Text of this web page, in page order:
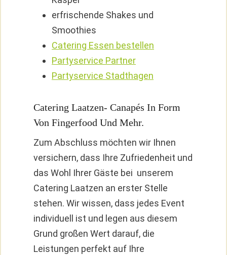
erfrischende Shakes und
Smoothies
Catering Essen bestellen
Partyservice Partner
Partyservice Stadthagen
Catering Laatzen- Canapés In Form
Von Fingerfood Und Mehr.
Zum Abschluss möchten wir Ihnen
versichern, dass Ihre Zufriedenheit und
das Wohl Ihrer Gäste bei unserem
Catering Laatzen an erster Stelle
stehen. Wir wissen, dass jedes Event
individuell ist und legen aus diesem
Grund großen Wert darauf, die
Leistungen perfekt auf Ihre